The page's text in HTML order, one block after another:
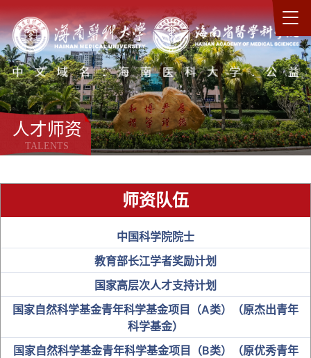
人才师资
TALENTS
师资队伍
中国科学院院士
教育部长江学者奖励计划
国家高层次人才支持计划
国家自然科学基金青年科学基金项目（A类）（原杰出青年
科学基金）
国家自然科学基金青年科学基金项目（B类）（原优秀青年